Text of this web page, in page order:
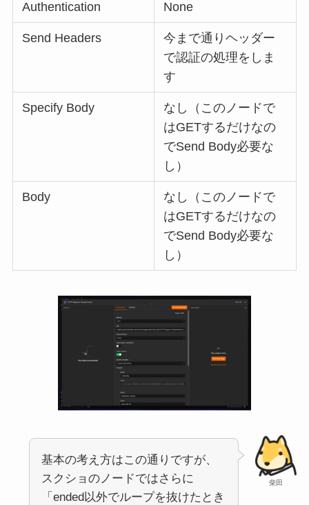
Authentication None
Send Headers
今まで通りヘッダー
で認証の処理をしま
す
Specify Body
なし（このノードで
はGETするだけなの
でSend Body必要な
し）
Body
なし（このノードで
はGETするだけなの
でSend Body必要な
し）
柴田
基本の考え方はこの通りですが、
スクショのノードではさらに
「ended以外でループを抜けたとき